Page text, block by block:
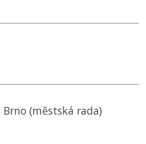
Brno (městská rada)